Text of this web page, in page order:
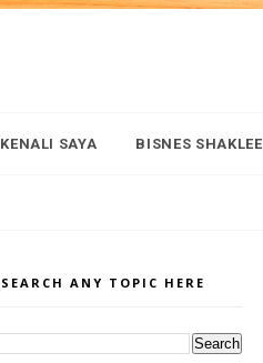
KENALI SAYA BISNES SHAKLEE
SEARCH ANY TOPIC HERE